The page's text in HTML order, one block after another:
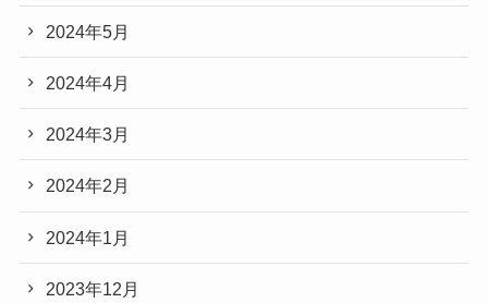
2024年5月
2024年4月
2024年3月
2024年2月
2024年1月
2023年12月